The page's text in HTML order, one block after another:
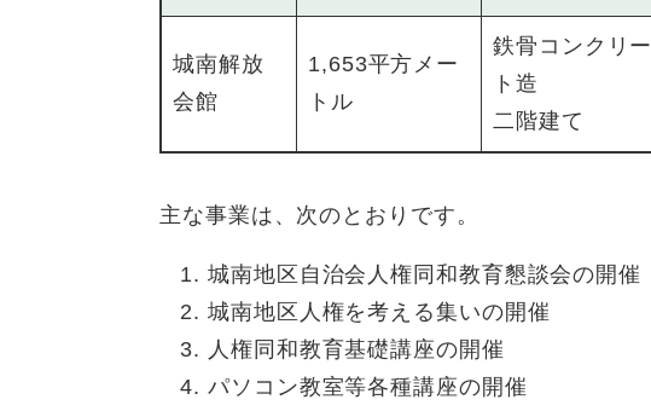
城南解放
会館
1,653平方メー
トル
鉄骨コンクリー
ト造
二階建て
主な事業は、次のとおりです。
城南地区自治会人権同和教育懇談会の開催
城南地区人権を考える集いの開催
人権同和教育基礎講座の開催
パソコン教室等各種講座の開催